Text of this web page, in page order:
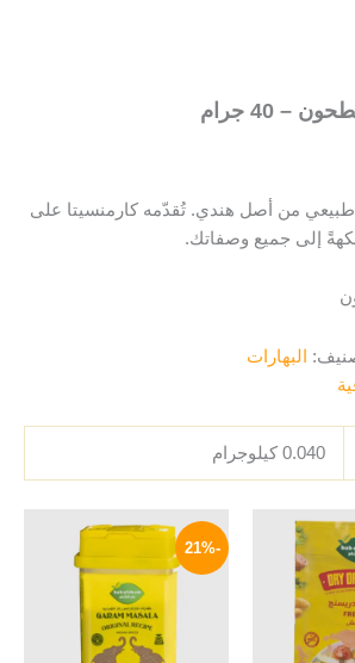
– 40 جرام
من أصل هندي. تُقدّمه كارمنسيتا على
إلى جميع وصفاتك.
البهارات
0.040 كيلوجرام
السعر
الحالي
هو:
17 EGP.
-21%
الأصلي
100 EGP.
الحالي
79 EGP.